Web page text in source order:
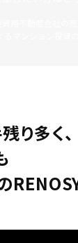
り多く、